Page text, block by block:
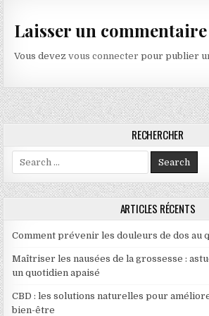
Laisser un commentaire
Vous devezvous connecter pour publier
RECHERCHER
Search for:
ARTICLES RÉCENTS
Comment prévenir les douleurs de dos au
Maîtriser les nausées de la grossesse :
un quotidien apaisé
CBD : les solutions naturelles pour
bien-être